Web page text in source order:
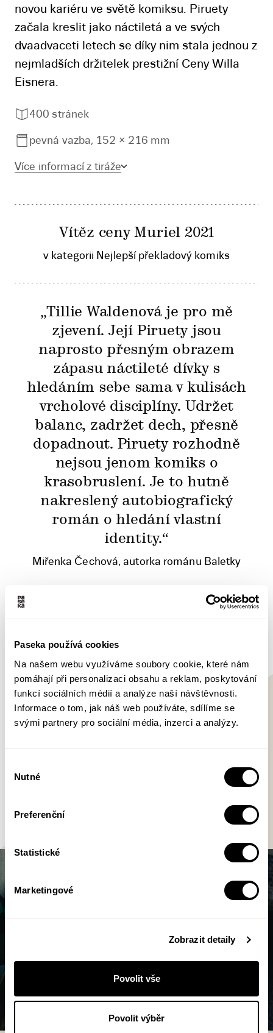
Paseka používá cookies
Na našem webu využíváme soubory cookie, které nám
pomáhají při personalizaci obsahu a reklam, poskytování
funkcí sociálních médií a analýze naší návštěvnosti.
Informace o tom, jak náš web používáte, sdílíme se
svými partnery pro sociální média, inzerci a analýzy.
souhlasu
Nutné
Preferenční
Statistické
Marketingové
Zobrazit detaily
Povolit vše
Povolit výběr
novou kariéru ve světě komiksu. Piruety
začala kreslit jako náctiletá a ve svých
dvaadvaceti letech se díky nim stala jednou z
nejmladších držitelek prestižní Ceny Willa
Eisnera.
400 stránek
pevná vazba, 152 × 216 mm
Více informací z tiráže
Vítěz ceny Muriel 2021
v kategorii Nejlepší překladový komiks
„Tillie Waldenová je pro mě
zjevení. Její Piruety jsou
naprosto přesným obrazem
zápasu náctileté dívky s
hledáním sebe sama v kulisách
vrcholové disciplíny. Udržet
balanc, zadržet dech, přesně
dopadnout. Piruety rozhodně
nejsou jenom komiks o
krasobruslení. Je to hutně
nakreslený autobiografický
román o hledání vlastní
identity.“
Miřenka Čechová, autorka románu Baletky
empatický pohled na
teenagerská léta. Komiksů o
dospívajících dívkách bychom v
současnosti našli řadu – a
Piruety patří mezi nimi k tomu
nejlepšímu. Brilantní je